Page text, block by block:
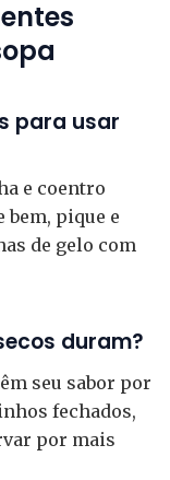
para usar
e coentro
bem, pique e
de gelo com
duram?
seu sabor por
fechados,
por mais